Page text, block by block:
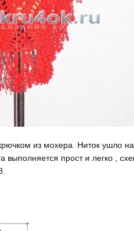
из мохера. Ниток ушло на
прост и легко ,